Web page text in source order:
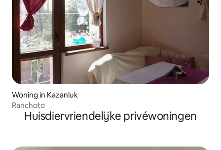
Woning in Kazanluk
Ranchoto
Huisdiervriendelijke privéwoningen